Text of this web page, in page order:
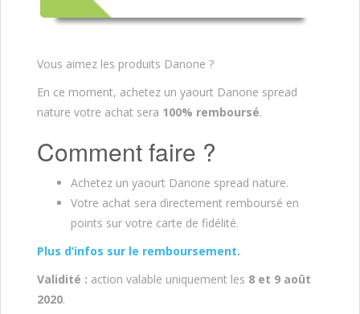
Vous aimez les produits Danone ?
En ce moment, achetez un yaourt Danone spread
nature votre achat sera 100% remboursé.
Comment faire ?
Achetez un yaourt Danone spread nature.
Votre achat sera directement remboursé en
points sur votre carte de fidélité.
Plus d’infos sur le remboursement.
Validité : action valable uniquement les 8 et 9 août
2020.